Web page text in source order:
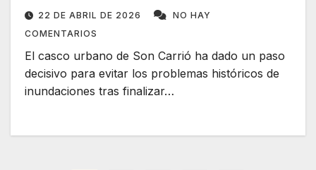
22 DE ABRIL DE 2026
NO HAY
COMENTARIOS
El casco urbano de Son Carrió ha dado un paso
decisivo para evitar los problemas históricos de
inundaciones tras finalizar…